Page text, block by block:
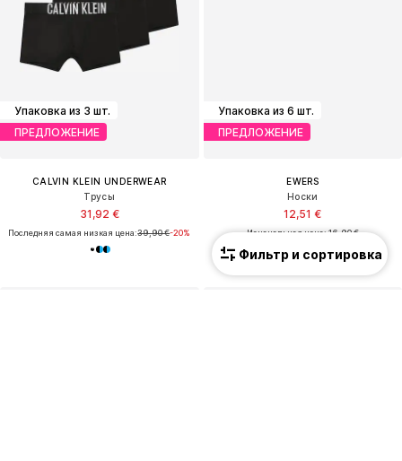
Упаковка из 3 шт.
ПРЕДЛОЖЕНИЕ
CALVIN KLEIN UNDERWEAR
Трусы
31,92 €
Последняя самая низкая цена:39,90 €-20%
Упаковка из 6 шт.
ПРЕДЛОЖЕНИЕ
EWERS
Носки
12,51 €
Изначальная цена: 16,90 €
Последняя самая низкая цена:
Фильтр и сортировка